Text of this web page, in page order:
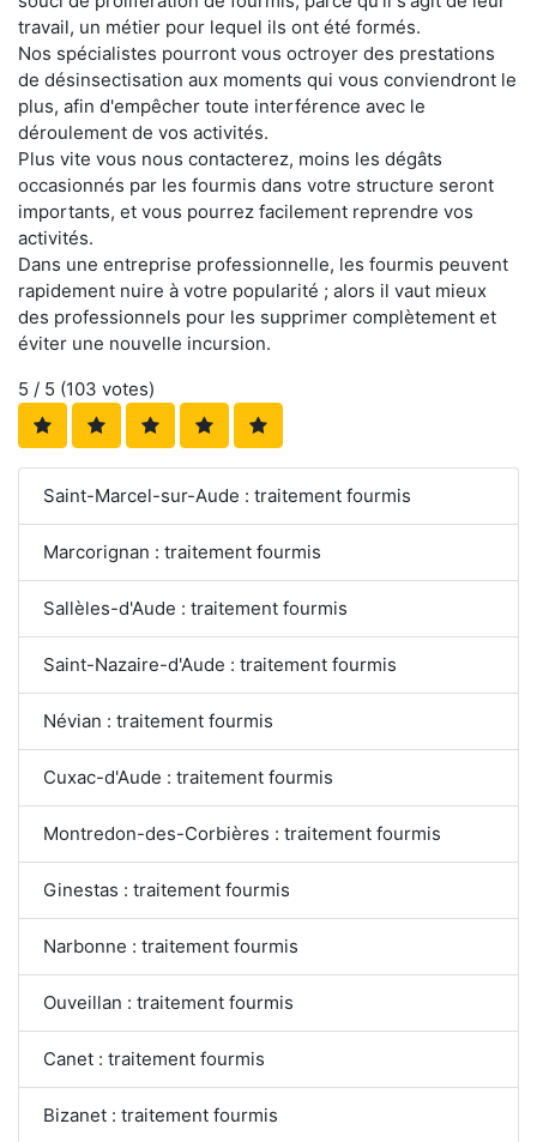
travail, un métier pour lequel ils ont été formés.
Nos spécialistes pourront vous octroyer des prestations
de désinsectisation aux moments qui vous conviendront le
plus, afin d'empêcher toute interférence avec le
déroulement de vos activités.
Plus vite vous nous contacterez, moins les dégâts
occasionnés par les fourmis dans votre structure seront
importants, et vous pourrez facilement reprendre vos
activités.
Dans une entreprise professionnelle, les fourmis peuvent
rapidement nuire à votre popularité ; alors il vaut mieux
des professionnels pour les supprimer complètement et
éviter une nouvelle incursion.
5 / 5 (103 votes)
Saint-Marcel-sur-Aude : traitement fourmis
Marcorignan : traitement fourmis
Sallèles-d'Aude : traitement fourmis
Saint-Nazaire-d'Aude : traitement fourmis
Névian : traitement fourmis
Cuxac-d'Aude : traitement fourmis
Montredon-des-Corbières : traitement fourmis
Ginestas : traitement fourmis
Narbonne : traitement fourmis
Ouveillan : traitement fourmis
Canet : traitement fourmis
Bizanet : traitement fourmis